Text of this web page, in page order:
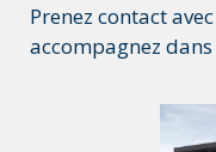
Prenez contact
accompagnez dans